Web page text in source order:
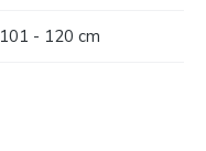
101 - 120 cm